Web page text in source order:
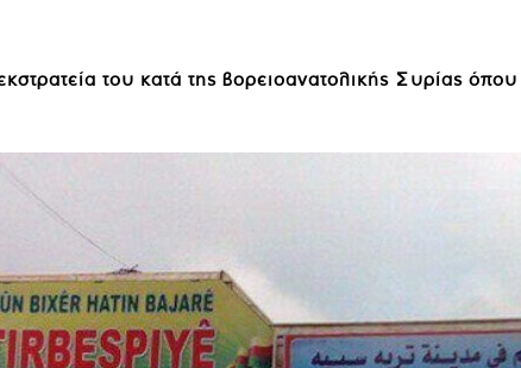
του κατά της βορειοανατολικής Συρίας